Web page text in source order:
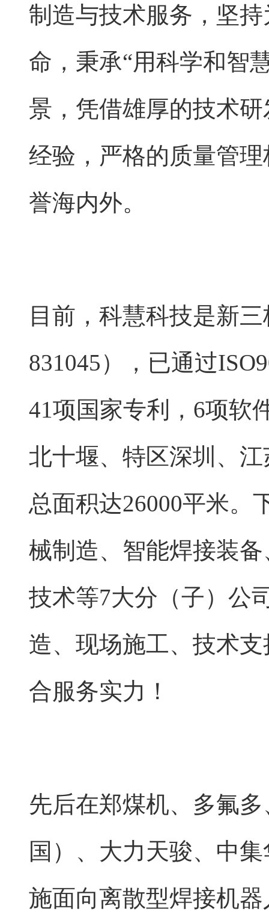
制造与技术服务，坚
命，秉承“用科学和智
景，凭借雄厚的技术
经验，严格的质量管
誉海内外。
目前，科慧科技是新
831045），已通过
41项国家专利，6项软
北十堰、特区深圳、
总面积达26000平米。
械制造、智能焊接装
技术等7大分（子）公
造、现场施工、技术
合服务实力！
先后在郑煤机、多氟
国）、大力天骏、中
施面向离散型焊接机